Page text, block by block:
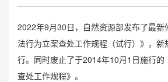
2022年9月30日，自然资源部发布了最新
法行为立案查处工作规程（试行）》，
行。同时废止了于2014年10月1日施行的
查处工作规程》。